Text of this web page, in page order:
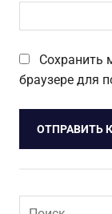
Сохранить
браузере для
Поиск